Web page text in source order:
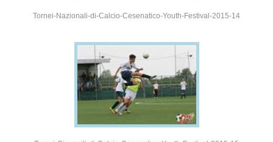
Tornei-Nazionali-di-Calcio-Cesenatico-Youth-Festival-2015-14